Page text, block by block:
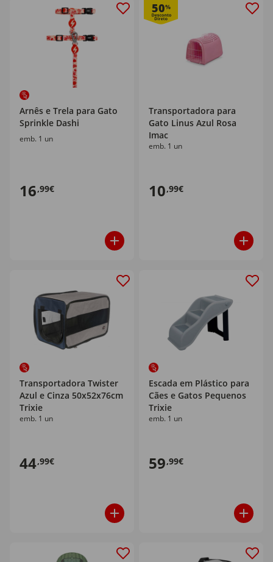
Arnês e Trela para Gato
Sprinkle Dashi
emb. 1 un
16,99€
50%
Transportadora para
Gato Linus Azul Rosa
Imac
emb. 1 un
10,99€
Transportadora Twister
Azul e Cinza 50x52x76cm
Trixie
emb. 1 un
44,99€
Escada em Plástico para
Cães e Gatos Pequenos
Trixie
emb. 1 un
59,99€